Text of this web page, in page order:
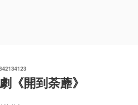
《開到荼蘼》